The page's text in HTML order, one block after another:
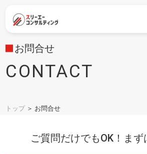
お問合せ
CONTACT
トップ ＞ お問合せ
ご質問だけでもOK！まず